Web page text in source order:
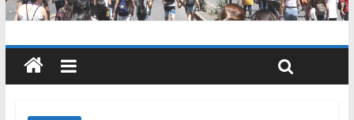
Red de consultorios de la Caja del Seguro Obrero en
Santiago : un patrimonio emblemático [2014]